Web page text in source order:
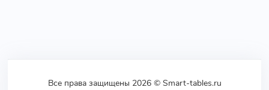
Все права защищены 2026 © Smart-tables.ru